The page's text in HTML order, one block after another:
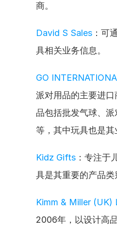
商。
David S Sales ：可
具相关业务信息。
GO
派对用品的主要进
品包括批发气球、
等，其中玩具也是其
Kidz Gifts ：专注于
具是其重要的产品类
Kimm & Miller (UK)
2006年，以设计高